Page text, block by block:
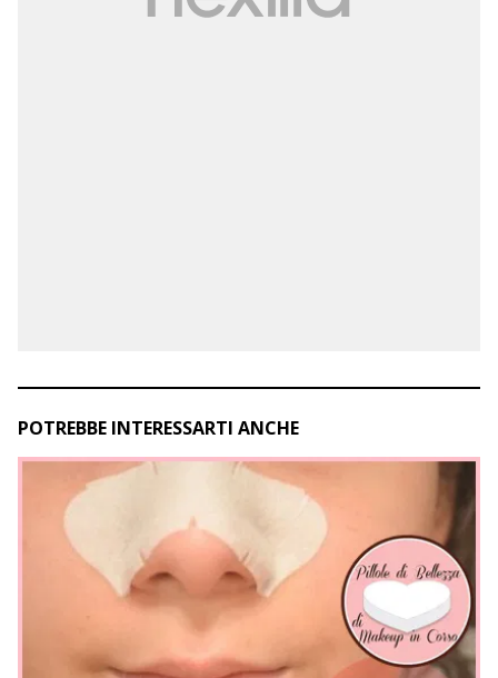
POTREBBE INTERESSARTI ANCHE